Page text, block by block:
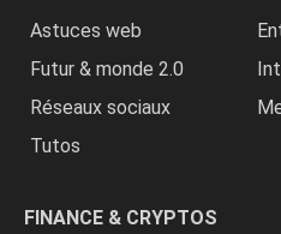
Astuces web
Futur & monde 2.0
Réseaux sociaux
Tutos
FINANCE & CRYPTOS